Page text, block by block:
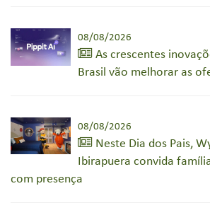
08/08/2026
As crescentes
Brasil vão melhorar as
08/08/2026
Neste Dia dos Pais,
Ibirapuera convida
com presença